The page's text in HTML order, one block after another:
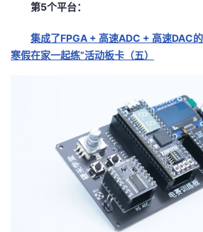
第5个平台：
集成了FPGA + 高速ADC + 高速DAC
寒假在家一起练”活动板卡（五）